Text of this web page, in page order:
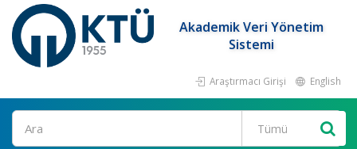
Akademik Veri Yönetim
Sistemi
Araştırmacı Girişi English
Ara